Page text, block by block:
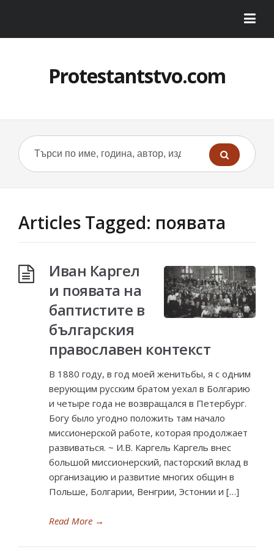
Protestantstvo.com
Articles Tagged: появата
Иван Каргел
и появата на
баптистите в
българския
православен контекст
В 1880 году, в год моей женитьбы, я с одним
верующим русским братом уехал в Болгарию
и четыре года не возвращался в Петербург.
Богу было угодно положить там начало
миссионерской работе, которая продолжает
развиваться. ~ И.В. Каргель Каргель внес
большой миссионерский, пасторский вклад в
организацию и развитие многих общин в
Польше, Болгарии, Венгрии, Эстонии и […]
Read More →